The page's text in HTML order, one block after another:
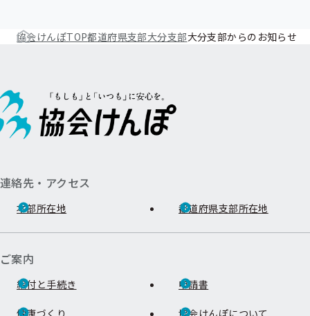
協会けんぽTOP都道府県支部大分支部大分支部からのお知らせ
連絡先・アクセス
本部所在地 都道府県支部所在地
ご案内
給付と手続き 申請書
健康づくり 協会けんぽについて